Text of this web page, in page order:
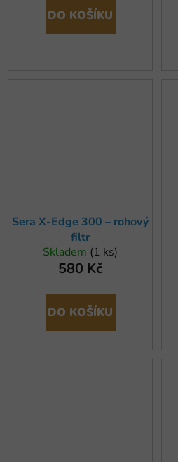
DO KOŠÍKU
Sera X-Edge 300 – rohový
filtr
Skladem (1 ks)
580 Kč
DO KOŠÍKU